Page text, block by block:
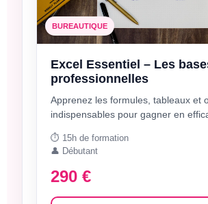
BUREAUTIQUE
Excel Essentiel – Les
professionnelles
Apprenez les formules, tableaux et
indispensables pour gagner en
⏱️ 15h de formation
👤 Débutant
290 €